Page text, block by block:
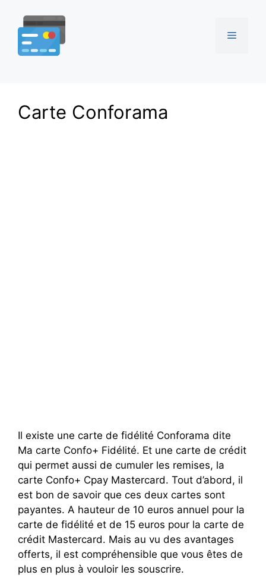
contenu
Menu
Carte Conforama
Il existe une carte de fidélité Conforama dite
Ma carte Confo+ Fidélité. Et une carte de crédit
qui permet aussi de cumuler les remises, la
carte Confo+ Cpay Mastercard. Tout d’abord, il
est bon de savoir que ces deux cartes sont
payantes. A hauteur de 10 euros annuel pour la
carte de fidélité et de 15 euros pour la carte de
crédit Mastercard. Mais au vu des avantages
offerts, il est compréhensible que vous êtes de
plus en plus à vouloir les souscrire.